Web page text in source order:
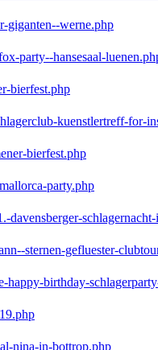
giganten--werne.php
party--hansesaal-
bierfest.php
kuenstlertreff-for-
bierfest.php
party.php
davensberger-
sternen-gefluester-
happy-birthday-
nina-in-bottrop.php